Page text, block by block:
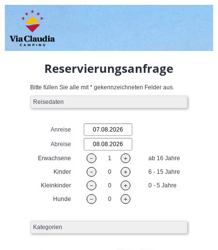
Reservierungsanfrage
Bitte füllen Sie alle mit * gekennzeichneten Felder aus.
Reisedaten
Anreise
Abreise
Erwachsene － 1 ＋
ab 16 Jahre
Kinder
－ 0 ＋
6 - 15 Jahre
Kleinkinder
－ 0 ＋
0 - 5 Jahre
Hunde
－ 0 ＋
Kategorien